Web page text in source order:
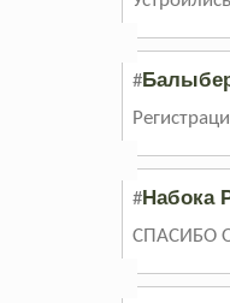
#
#Набока
СПАСИБО